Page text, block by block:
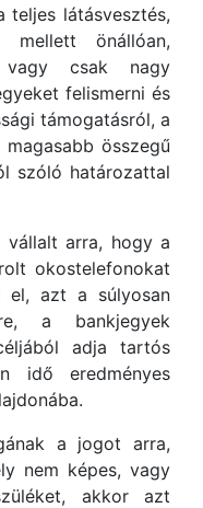
teljes látásvesztés,
önállóan,
vagy csak nagy
felismerni és
támogatásról, a
összegű
szóló határozattal
vállalt arra, hogy a
okostelefonokat
el, azt a súlyosan
a bankjegyek
adja tartós
idő eredményes
a jogot arra,
nem képes, vagy
akkor azt